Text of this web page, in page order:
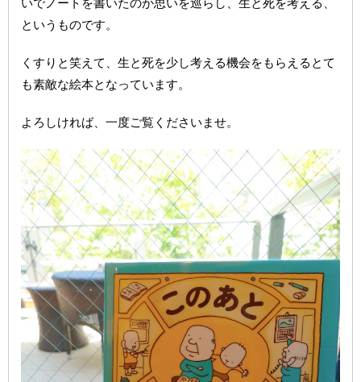
いでノートを書いたのか思いを巡らし、生と死を考える、
というものです。
くすりと笑えて、生と死を少し考える機会をもらえるとて
も素敵な絵本となっています。
よろしければ、一度ご覧くださいませ。